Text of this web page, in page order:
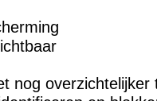
nog overzichtelijker